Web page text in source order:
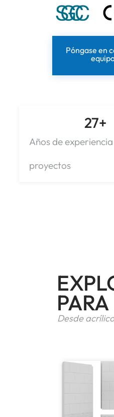
Póngase en
Años de
proyectos
27+
Desde